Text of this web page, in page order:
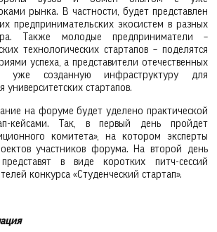
рынка. В частности, будет представлен
предпринимательских экосистем в разных
Также молодые предприниматели –
технологических стартапов – поделятся
успеха, а представители отечественных
уже созданную инфраструктуру для
университетских стартапов.
на форуме будет уделено практической
кейсами. Так, в первый день пройдет
комитета», на котором эксперты
участников форума. На второй день
в виде коротких питч-сессий
конкурса «Студенческий стартап».